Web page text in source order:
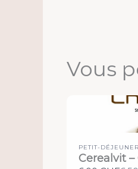
Vous
PETIT-DÉJEUNER
Cerealvit